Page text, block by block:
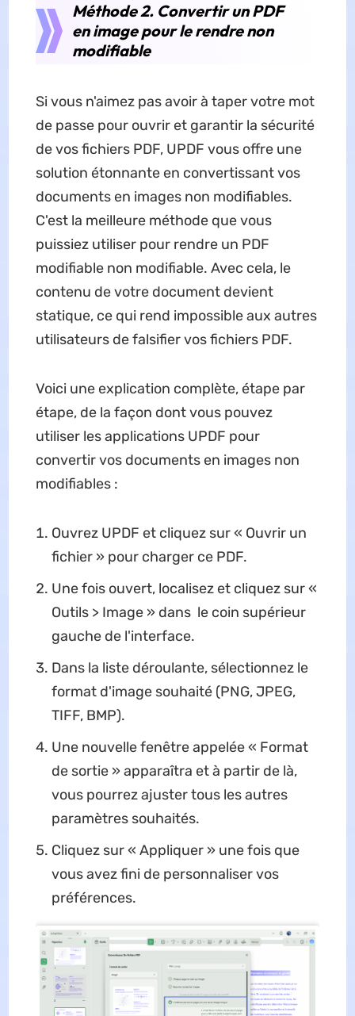
Méthode 2. Convertir un PDF
en image pour le rendre non
modifiable
Si vous n'aimez pas avoir à taper votre mot
de passe pour ouvrir et garantir la sécurité
de vos fichiers PDF, UPDF vous offre une
solution étonnante en convertissant vos
documents en images non modifiables.
C'est la meilleure méthode que vous
puissiez utiliser pour rendre un PDF
modifiable non modifiable. Avec cela, le
contenu de votre document devient
statique, ce qui rend impossible aux autres
utilisateurs de falsifier vos fichiers PDF.
Voici une explication complète, étape par
étape, de la façon dont vous pouvez
utiliser les applications UPDF pour
convertir vos documents en images non
modifiables :
Ouvrez UPDF et cliquez sur « Ouvrir un
fichier » pour charger ce PDF.
Une fois ouvert, localisez et cliquez sur «
Outils > Image » dans le coin supérieur
gauche de l'interface.
Dans la liste déroulante, sélectionnez le
format d'image souhaité (PNG, JPEG,
TIFF, BMP).
Une nouvelle fenêtre appelée « Format
de sortie » apparaîtra et à partir de là,
vous pourrez ajuster tous les autres
paramètres souhaités.
Cliquez sur « Appliquer » une fois que
vous avez fini de personnaliser vos
préférences.